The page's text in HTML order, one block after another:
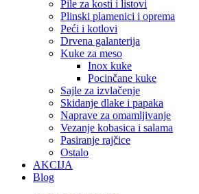
Pile za kosti i listovi
Plinski plamenici i oprema
Peći i kotlovi
Drvena galanterija
Kuke za meso
Inox kuke
Pocinčane kuke
Sajle za izvlačenje
Skidanje dlake i papaka
Naprave za omamljivanje
Vezanje kobasica i salama
Pasiranje rajčice
Ostalo
AKCIJA
Blog